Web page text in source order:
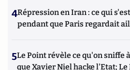
4Répression en Iran : ce qui
pendant que Paris regardait
5Le Point révèle ce qu'on sniffe
que Xavier Niel hacke l'Etat; Le